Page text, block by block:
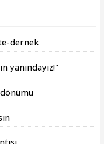
dernek
yanındayız!"